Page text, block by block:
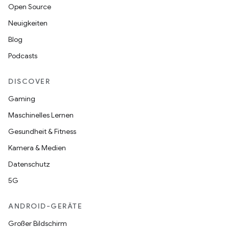
Open Source
Neuigkeiten
Blog
Podcasts
DISCOVER
Gaming
Maschinelles Lernen
Gesundheit & Fitness
Kamera & Medien
Datenschutz
5G
ANDROID-GERÄTE
Großer Bildschirm